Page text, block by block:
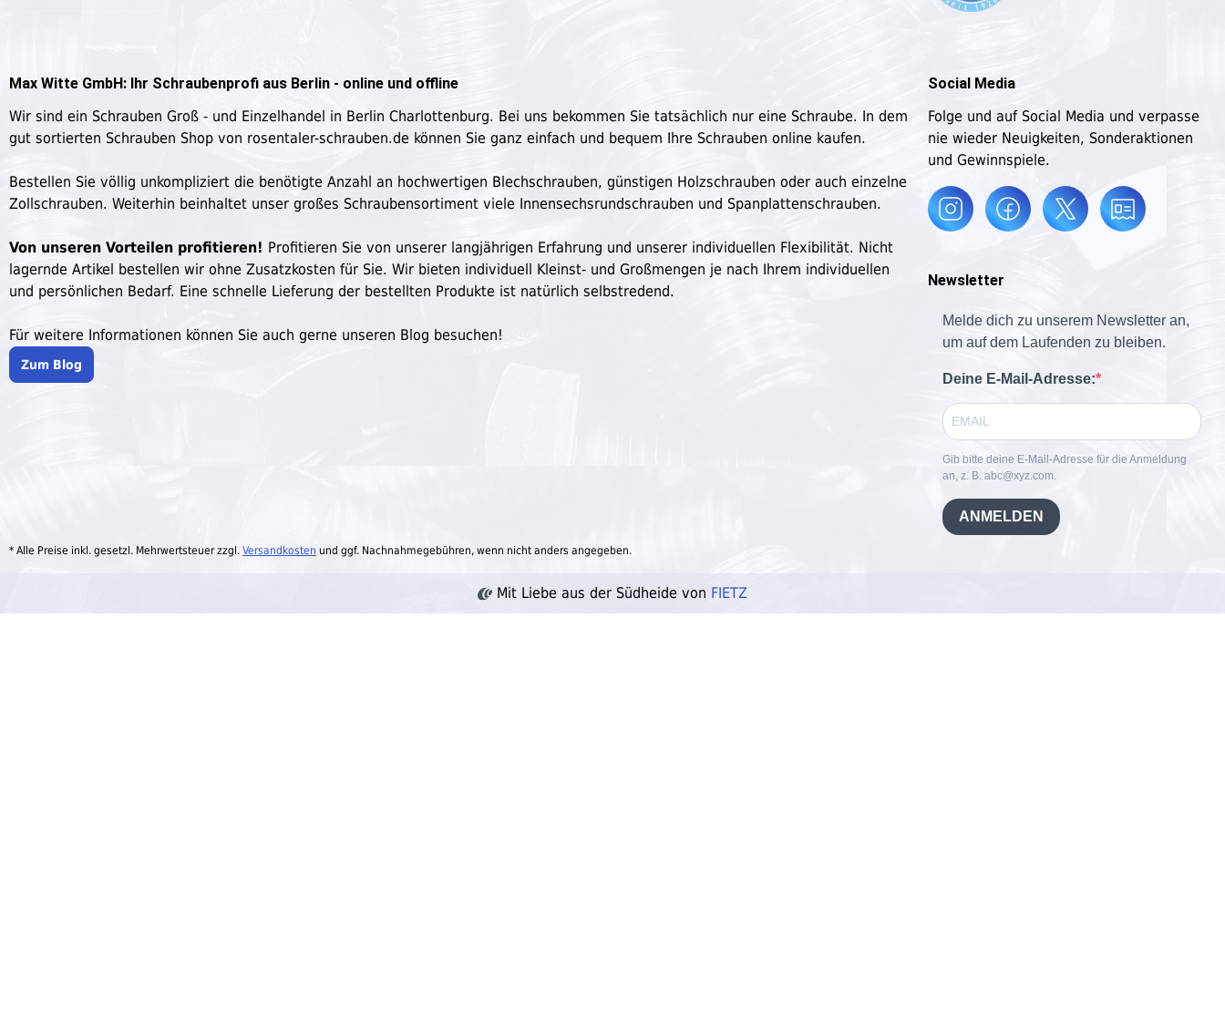
Max Witte GmbH: Ihr Schraubenprofi aus Berlin - online und offline
Wir sind ein Schrauben Groß - und Einzelhandel in Berlin Charlottenburg. Bei uns bekommen Sie tatsächlich nur eine Schraube. In dem
gut sortierten Schrauben Shop von rosentaler-schrauben.de können Sie ganz einfach und bequem Ihre Schrauben online kaufen.
Bestellen Sie völlig unkompliziert die benötigte Anzahl an hochwertigen Blechschrauben, günstigen Holzschrauben oder auch einzelne
Zollschrauben. Weiterhin beinhaltet unser großes Schraubensortiment viele Innensechsrundschrauben und Spanplattenschrauben.
Von unseren Vorteilen profitieren! Profitieren Sie von unserer langjährigen Erfahrung und unserer individuellen Flexibilität. Nicht
lagernde Artikel bestellen wir ohne Zusatzkosten für Sie. Wir bieten individuell Kleinst- und Großmengen je nach Ihrem individuellen
und persönlichen Bedarf. Eine schnelle Lieferung der bestellten Produkte ist natürlich selbstredend.
Für weitere Informationen können Sie auch gerne unseren Blog besuchen!
Zum Blog
Social Media
Folge und auf Social Media und verpasse
nie wieder Neuigkeiten, Sonderaktionen
und Gewinnspiele.
Newsletter
Melde dich zu unserem Newsletter an,
um auf dem Laufenden zu bleiben.
Deine E-Mail-Adresse:
Gib bitte deine E-Mail-Adresse für die Anmeldung
an, z. B. abc@xyz.com.
ANMELDEN
* Alle Preise inkl. gesetzl. Mehrwertsteuer zzgl. Versandkosten und ggf. Nachnahmegebühren, wenn nicht anders angegeben.
Mit Liebe aus der Südheide von FIETZ